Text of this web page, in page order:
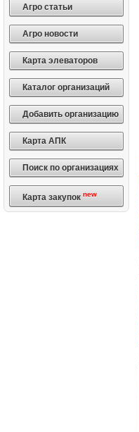
Агро статьи
Агро новости
Карта элеваторов
Каталог организаций
Добавить организацию
Карта АПК
Поиск по организациях
Карта закупок new